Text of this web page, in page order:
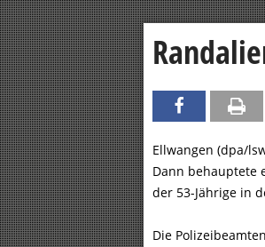
Ellwangen (dpa/
Dann behauptete
der 53-Jährige in
Die